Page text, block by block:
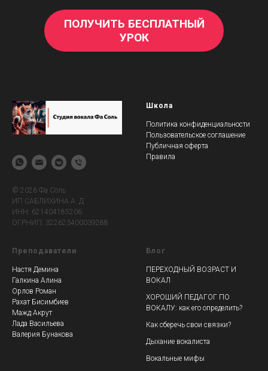
ПОЛУЧИТЬ БЕСПЛАТНЫЙ
УРОК
© 2026 Фа Соль
ИП САБЛИХИНА А. Д
ИНН: 621404185206
ОГРНИП: 322623400039288
Школа
Политика конфиденциальности
Пользовательское соглашение
Публичная оферта
Правила
Преподаватели
Настя Демина
Галкина Алина
Орлов Роман
Рахат Бисимбиев
Мажд Акрут
Лада Васильева
Валерия Бунакова
Блог
ПЕРЕХОДНЫЙ ВОЗРАСТ И
ВОКАЛ
ХОРОШИЙ ПЕДАГОГ ПО
ВОКАЛУ: как его определить?
Как сберечь свои связки?
Дыхание вокалиста
Вокальные мифы